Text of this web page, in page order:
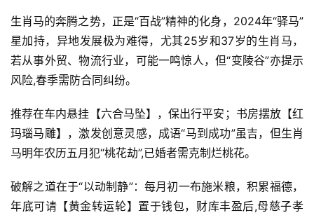
生肖马的奔腾之势，正是“百战”精神的化身，2024年“驿马”
星加持，异地发展极为难得，尤其25岁和37岁的生肖马，
若从事外贸、物流行业，可能一鸣惊人，但“变陵谷”亦提示
风险,春季需防合同纠纷。
推荐在车内悬挂【六合马坠】，保出行平安；书房摆放【红
玛瑙马雕】，激发创意灵感，成语“马到成功”虽吉，但生肖
马明年农历五月犯“桃花劫”,已婚者需克制烂桃花。
破解之道在于“以动制静”：每月初一布施米粮，积累福德，
年底可请【黄金转运轮】置于钱包，财库丰盈后,母慈子孝